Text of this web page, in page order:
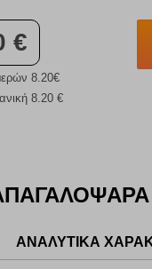
€
8.20€
8.20 €
ΑΝΑΛΥΤΙΚΑ